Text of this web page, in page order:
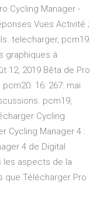
Cycling Manager -
Vues Activité ;
telecharger, pcm19.
graphiques à
12, 2019 Bêta de Pro
16: 267: mai
pcm19,
Cycling
Cycling Manager 4 :
4 de Digital
aspects de la
que Télécharger Pro